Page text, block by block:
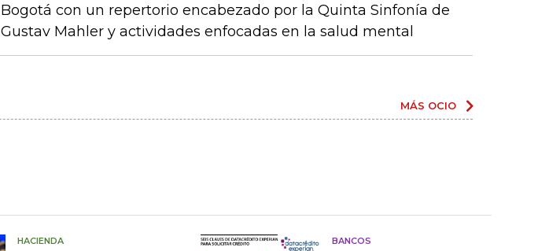
Bogotá con un repertorio encabezado por la Quinta Sinfonía de
Gustav Mahler y actividades enfocadas en la salud mental
MÁS OCIO
HACIENDA BANCOS